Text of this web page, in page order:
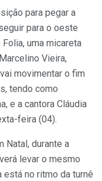
para pegar a
para o oeste
uma micareta
Vieira,
movimentar o fim
tendo como
e a cantora Cláudia
feira (04).
Natal, durante a
levar o mesmo
está no ritmo da turnê